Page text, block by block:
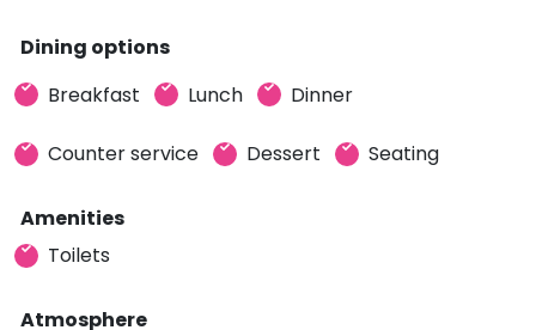
Dining options
Breakfast
Lunch Dinner
Counter service Dessert Seating
Amenities
Toilets
Atmosphere